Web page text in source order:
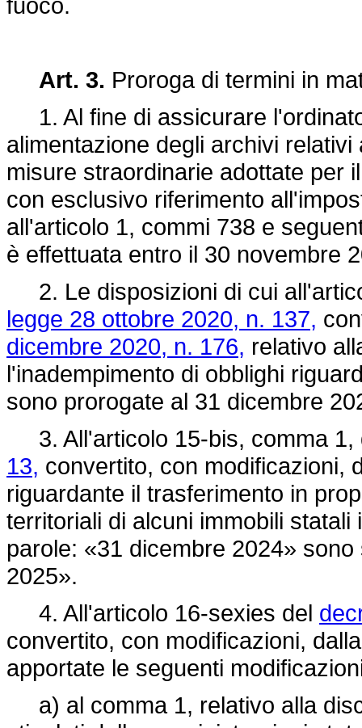
Art. 3. Proroga di termini in
1. Al fine di assicurare
alimentazione degli archivi
misure straordinarie adottate per
con esclusivo riferimento
all'articolo 1, commi 738 e
è effettuata entro il 30 novembre
2. Le disposizioni di cui
legge 28 ottobre 2020, n. 137,
dicembre 2020, n. 176, relativo
l'inadempimento di obblighi
sono prorogate al 31 dicembre
3. All'articolo 15-bis, comma
13, convertito, con modificazioni,
riguardante il trasferimento in
territoriali di alcuni immobili
parole: «31 dicembre 2024»
2025».
4. All'articolo 16-sexies del
convertito, con modificazioni,
apportate le seguenti
a) al comma 1, relativo alla